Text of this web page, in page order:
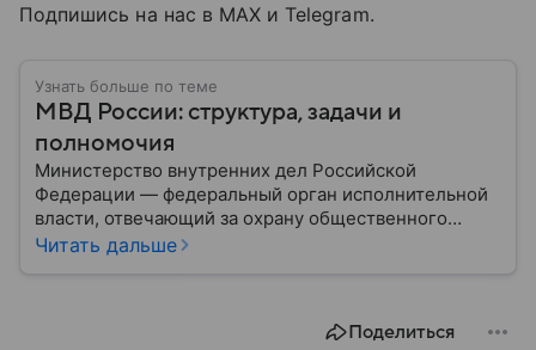
Подпишись на нас в MAX и Telegram.
Узнать больше по теме
МВД России: структура, задачи и
полномочия
Министерство внутренних дел Российской
Федерации — федеральный орган исполнительной
власти, отвечающий за охрану общественного
порядка, борьбу с преступностью, обеспечение
России, какие задачи выполняет министерство, как
Читать дальше
Поделиться